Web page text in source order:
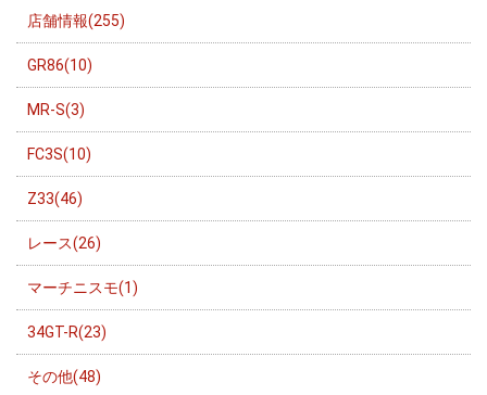
店舗情報(255)
GR86(10)
MR-S(3)
FC3S(10)
Z33(46)
レース(26)
マーチニスモ(1)
34GT-R(23)
その他(48)